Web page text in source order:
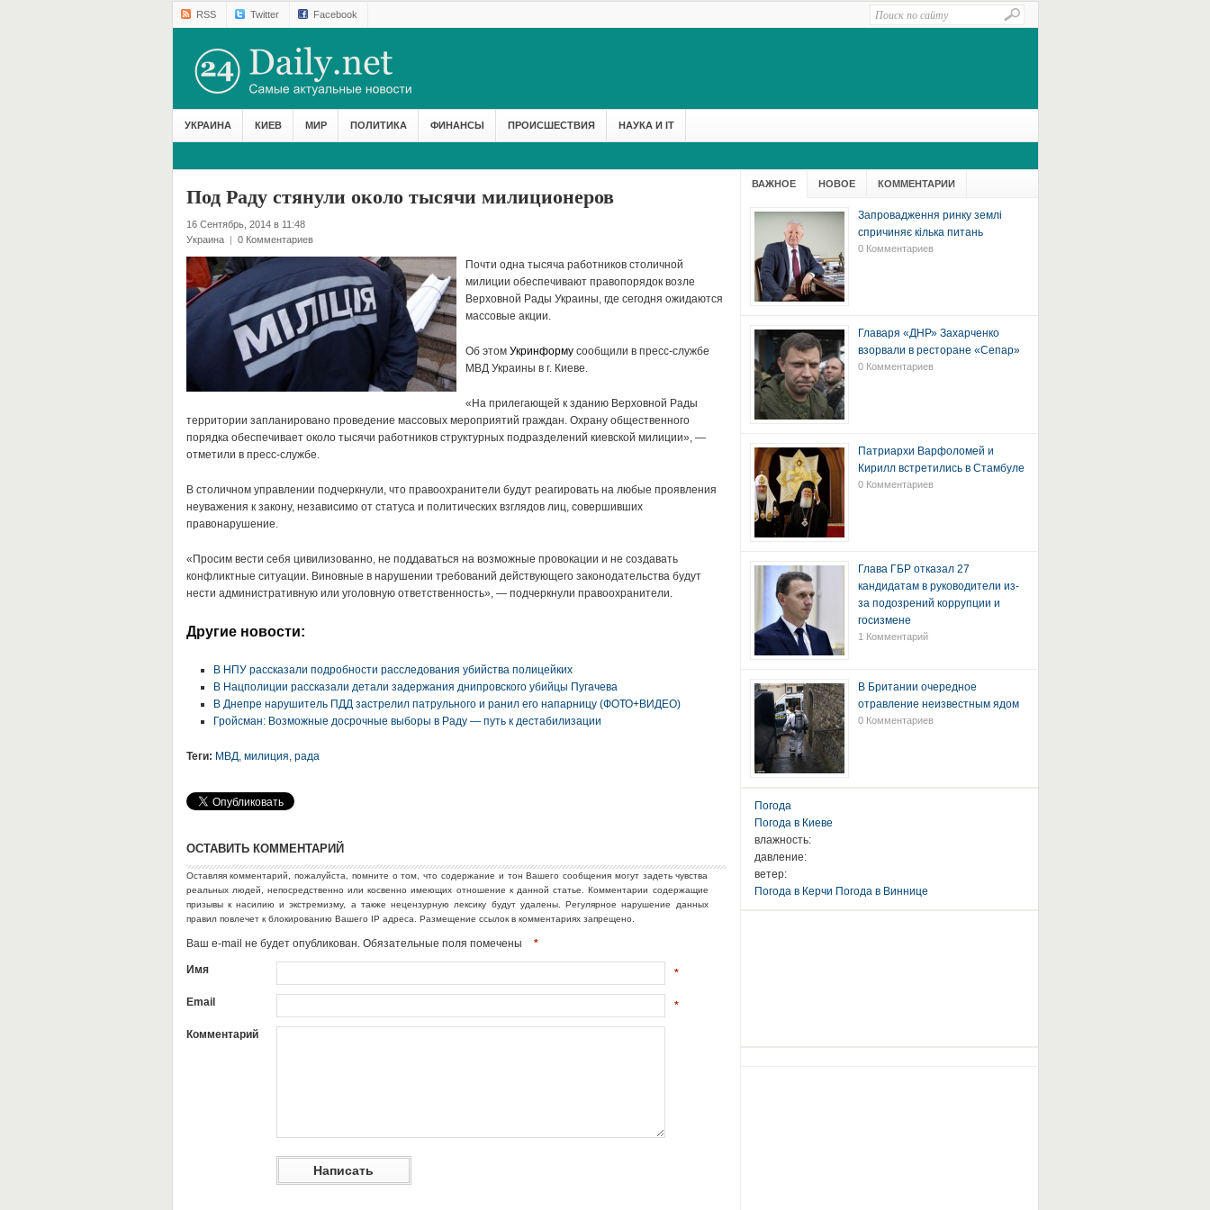
RSS Twitter Facebook
УКРАИНА КИЕВ МИР ПОЛИТИКА ФИНАНСЫ ПРОИСШЕСТВИЯ НАУКА И IT
Под Раду стянули около тысячи милиционеров
16 Сентябрь, 2014 в 11:48
Украина
| 0 Комментариев
Почти одна тысяча работников столичной
милиции обеспечивают правопорядок возле
Верховной Рады Украины, где сегодня ожидаются
массовые акции.
Об этом Укринформусообщили в пресс-службе
МВД Украины в г. Киеве.
«На прилегающей к зданию Верховной Рады
территории запланировано проведение массовых мероприятий граждан. Охрану общественного
порядка обеспечивает около тысячи работников структурных подразделений киевской милиции», —
отметили в пресс-службе.
В столичном управлении подчеркнули, что правоохранители будут реагировать на любые проявления
неуважения к закону, независимо от статуса и политических взглядов лиц, совершивших
правонарушение.
«Просим вести себя цивилизованно, не поддаваться на возможные провокации и не создавать
конфликтные ситуации. Виновные в нарушении требований действующего законодательства будут
нести административную или уголовную ответственность», — подчеркнули правоохранители.
Другие новости:
В НПУ рассказали подробности расследования убийства полицейких
В Нацполиции рассказали детали задержания днипровского убийцы Пугачева
В Днепре нарушитель ПДД застрелил патрульного и ранил его напарницу (ФОТО+ВИДЕО)
Гройсман: Возможные досрочные выборы в Раду — путь к дестабилизации
Теги: МВД, милиция, рада
ОСТАВИТЬ КОММЕНТАРИЙ
Оставляя комментарий, пожалуйста, помните о том, что содержание и тон Вашего сообщения могут задеть чувства
реальных людей, непосредственно или косвенно имеющих отношение к данной статье. Комментарии содержащие
призывы к насилию и экстремизму, а также нецензурную лексику будут удалены. Регулярное нарушение данных
правил повлечет к блокированию Вашего IP адреса. Размещение ссылок в комментариях запрещено.
Ваш e-mail не будет опубликован. Обязательные поля помечены *
Имя *
Email *
Комментарий
ВАЖНОЕ НОВОЕ КОММЕНТАРИИ
Запровадження ринку землі
спричиняє кілька питань
0 Комментариев
Главаря «ДНР» Захарченко
взорвали в ресторане «Сепар»
0 Комментариев
Патриархи Варфоломей и
Кирилл встретились в Стамбуле
0 Комментариев
Глава ГБР отказал 27
кандидатам в руководители из-
за подозрений коррупции и
госизмене
1 Комментарий
В Британии очередное
отравление неизвестным ядом
0 Комментариев
Погода
Погода в Киеве
влажность:
давление:
ветер:
Погода в Керчи Погода в Виннице